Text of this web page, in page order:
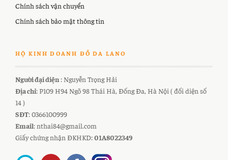
Chính sách vận chuyển
Chính sách bảo mật thông tin
HỘ KINH DOANH ĐỒ DA LANO
Người đại diện : Nguyễn Trọng Hải
Địa chỉ: P109 H94 Ngõ 98 Thái Hà, Đống Đa, Hà Nội ( đối diện số
14 )
SĐT: 0366100999
Email: nthai84@gmail.com
Giấy chứng nhận ĐKHKD:01A8022349